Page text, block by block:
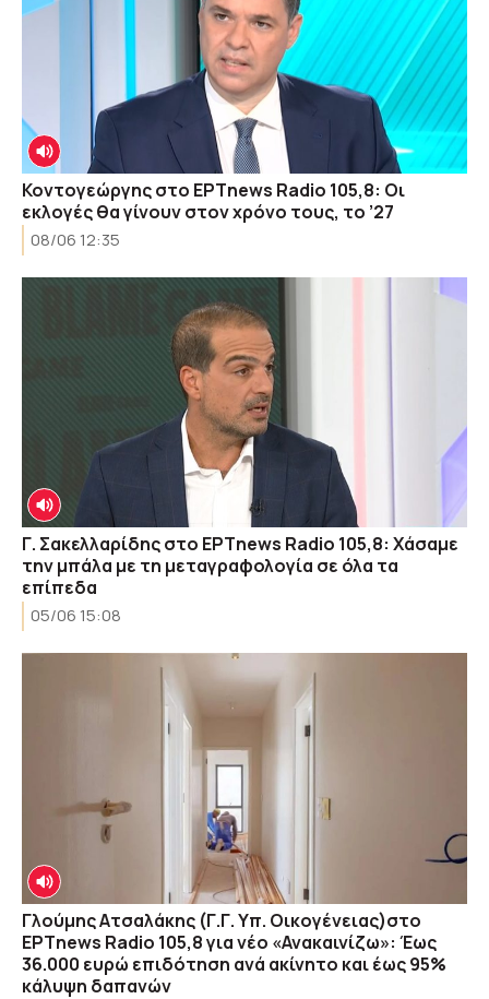
Κοντογεώργης στο ΕΡΤnews Radio 105,8: Οι
εκλογές θα γίνουν στον χρόνο τους, το ’27
08/06 12:35
Γ. Σακελλαρίδης στο ΕΡΤnews Radio 105,8: Χάσαμε
την μπάλα με τη μεταγραφολογία σε όλα τα
επίπεδα
05/06 15:08
Γλούμης Ατσαλάκης (Γ.Γ. Υπ. Οικογένειας)στο
ΕΡΤnews Radio 105,8 για νέο «Ανακαινίζω»: Έως
36.000 ευρώ επιδότηση ανά ακίνητο και έως 95%
κάλυψη δαπανών